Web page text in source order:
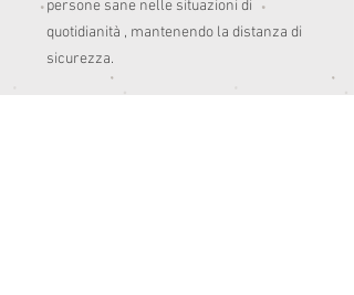
persone sane nelle situazioni di
quotidianità , mantenendo la distanza di
sicurezza.